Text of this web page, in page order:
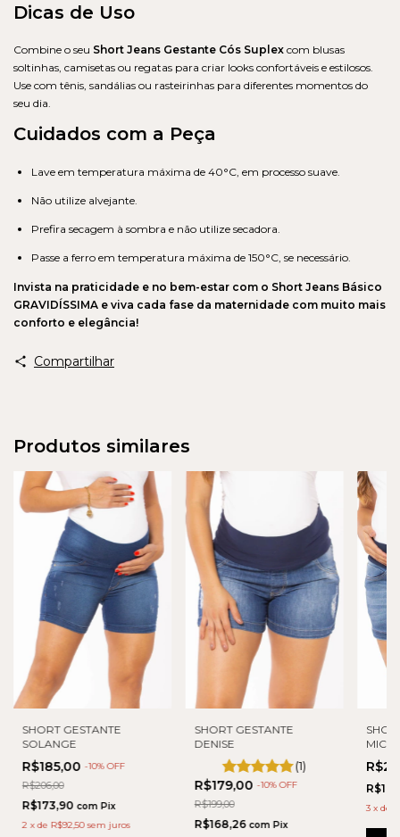
Dicas de Uso
Combine o seu Short Jeans Gestante Cós Suplex com blusas
soltinhas, camisetas ou regatas para criar looks confortáveis e estilosos.
Use com tênis, sandálias ou rasteirinhas para diferentes momentos do
seu dia.
Cuidados com a Peça
Lave em temperatura máxima de 40°C, em processo suave.
Não utilize alvejante.
Prefira secagem à sombra e não utilize secadora.
Passe a ferro em temperatura máxima de 150°C, se necessário.
Invista na praticidade e no bem-estar com o Short Jeans Básico
GRAVIDÍSSIMA e viva cada fase da maternidade com muito mais
conforto e elegância!
Compartilhar
Produtos similares
SHORT GESTANTE
SOLANGE
R$185,00 -10% OFF
R$206,00
R$173,90 com Pix
2 xde R$92,50 sem juros
SHORT GESTANTE
DENISE
(1)
R$179,00 -10% OFF
R$199,00
R$168,26 com Pix
3 x de